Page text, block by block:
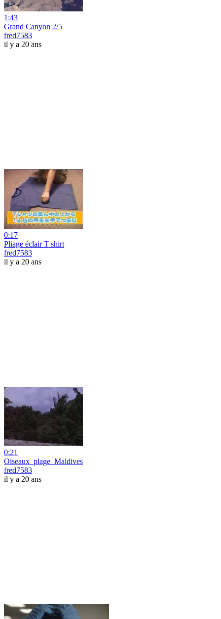
1:43
Grand Canyon 2/5
fred7583
il y a 20 ans
0:17
Pliage éclair T shirt
fred7583
il y a 20 ans
0:21
Oiseaux_plage_Maldives
fred7583
il y a 20 ans